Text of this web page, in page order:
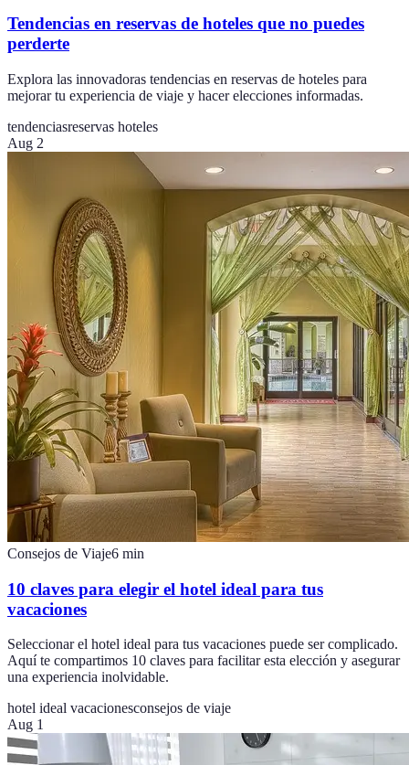
Tendencias en reservas de hoteles que no puedes
perderte
Explora las innovadoras tendencias en reservas de hoteles para
mejorar tu experiencia de viaje y hacer elecciones informadas.
tendenciasreservas hoteles
Aug 2
Consejos de Viaje6 min
10 claves para elegir el hotel ideal para tus
vacaciones
Seleccionar el hotel ideal para tus vacaciones puede ser complicado.
Aquí te compartimos 10 claves para facilitar esta elección y asegurar
una experiencia inolvidable.
hotel ideal vacacionesconsejos de viaje
Aug 1